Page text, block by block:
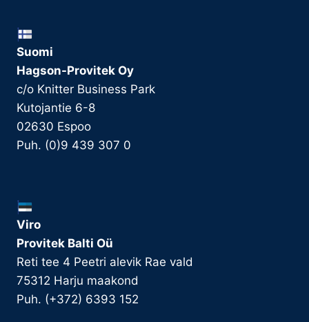
Suomi
Hagson-Provitek Oy
c/o Knitter Business Park
Kutojantie 6-8
02630 Espoo
Puh. (0)9 439 307 0
Viro
Provitek Balti Oü
Reti tee 4 Peetri alevik Rae vald
75312 Harju maakond
Puh. (+372) 6393 152